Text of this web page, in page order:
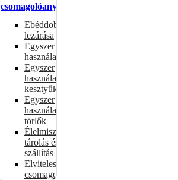
csomagolóanyagok
Ebéddobozok
lezárása
Egyszer
használatos
Egyszer
használatos
kesztyűk
Egyszer
használatos
törlők
Élelmiszer-
tárolás és
szállítás
Elviteles
csomagolóanyagok